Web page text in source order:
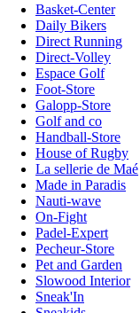
Basket-Center
Daily Bikers
Direct Running
Direct-Volley
Espace Golf
Foot-Store
Galopp-Store
Golf and co
Handball-Store
House of Rugby
La sellerie de Maé
Made in Paradis
Nauti-wave
On-Fight
Padel-Expert
Pecheur-Store
Pet and Garden
Slowood Interior
Sneak'In